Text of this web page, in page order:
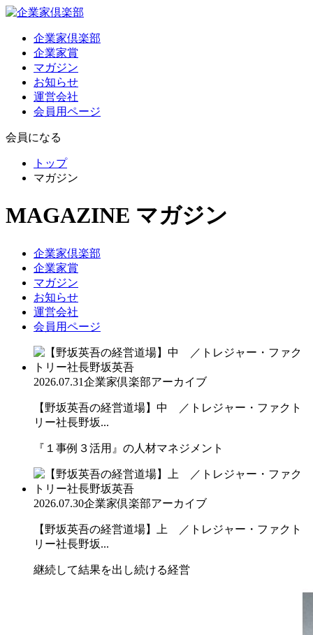
企業家倶楽部
企業家賞
マガジン
お知らせ
運営会社
会員用ページ
会員になる
トップ
マガジン
MAGAZINE マガジン
企業家倶楽部
企業家賞
マガジン
お知らせ
運営会社
会員用ページ
2026.07.31企業家倶楽部アーカイブ
【野坂英吾の経営道場】中 ／トレジャー・ファクト
リー社長野坂...
『１事例３活用』の人材マネジメント
2026.07.30企業家倶楽部アーカイブ
【野坂英吾の経営道場】上 ／トレジャー・ファクト
リー社長野坂...
継続して結果を出し続ける経営